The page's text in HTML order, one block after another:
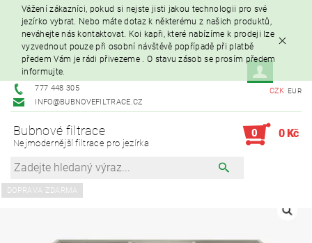
Vážení zákazníci, pokud si nejste jisti jakou technologii pro své
jezírko vybrat. Nebo máte dotaz k některému z našich produktů,
neváhejte nás kontaktovat. Koi kapři, které nabízíme k prodeji lze
vyzvednout pouze při osobní návštěvě popřípadě při platbě
předem Vám je rádi přivezeme . O stavu zásob se prosím předem
informujte.
777 448 305
INFO@BUBNOVEFILTRACE.CZ
CZK EUR
Bubnové filtrace
Nejmodernější filtrace pro jezírka
0 0 Kč
DOPRAVA ZDARMA